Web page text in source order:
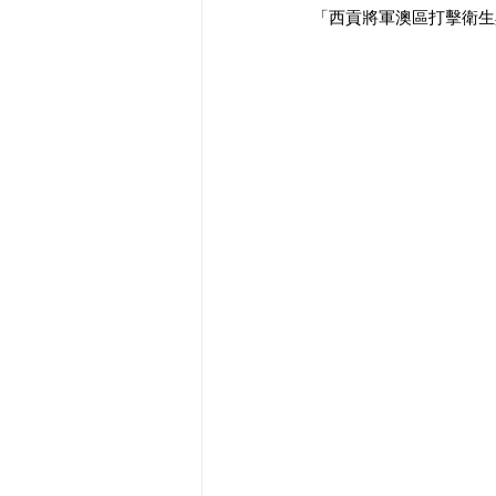
「西貢將軍澳區打擊衛